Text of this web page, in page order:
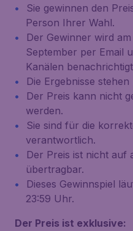
Sie gewinnen den
Person Ihrer Wahl.
Der Gewinner wird
September per Email
Kanälen
Die Ergebnisse
Der Preis kann nicht
werden.
Sie sind für die
verantwortlich.
Der Preis ist nicht auf
übertragbar.
Dieses Gewinnspiel
23:59 Uhr.
Der Preis ist exklusive: